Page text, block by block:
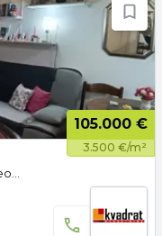
105.000 €
3.500 €/m²
Vidikovački venac, Rakovica opština, Beograd